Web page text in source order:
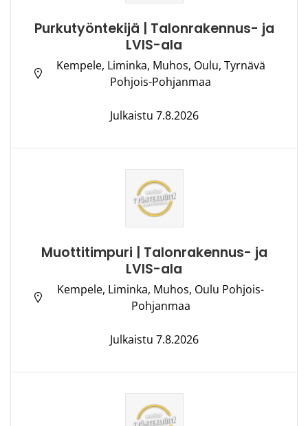
Purkutyöntekijä | Talonrakennus- ja
LVIS-ala
Kempele, Liminka, Muhos, Oulu, Tyrnävä
Pohjois-Pohjanmaa
Julkaistu 7.8.2026
Muottitimpuri | Talonrakennus- ja
LVIS-ala
Kempele, Liminka, Muhos, Oulu Pohjois-
Pohjanmaa
Julkaistu 7.8.2026